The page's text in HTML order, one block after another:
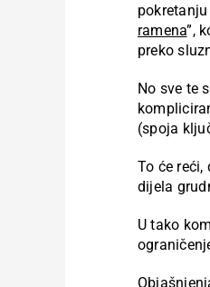
ramena”,
preko
No sve te
(spoja
To će
dijela
U tako